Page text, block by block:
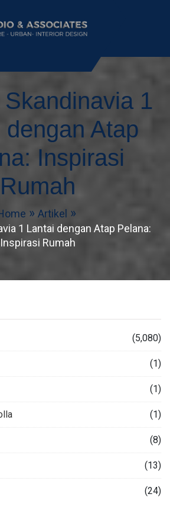
– Jasa
Profesional
1
dengan Atap
Inspirasi
Rumah
Artikel
1 Lantai dengan Atap Pelana:
Inspirasi Rumah
(5,080)
(1)
(1)
(1)
(8)
(13)
(24)